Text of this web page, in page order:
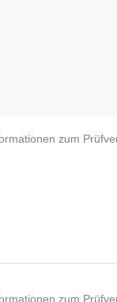
zum
zum